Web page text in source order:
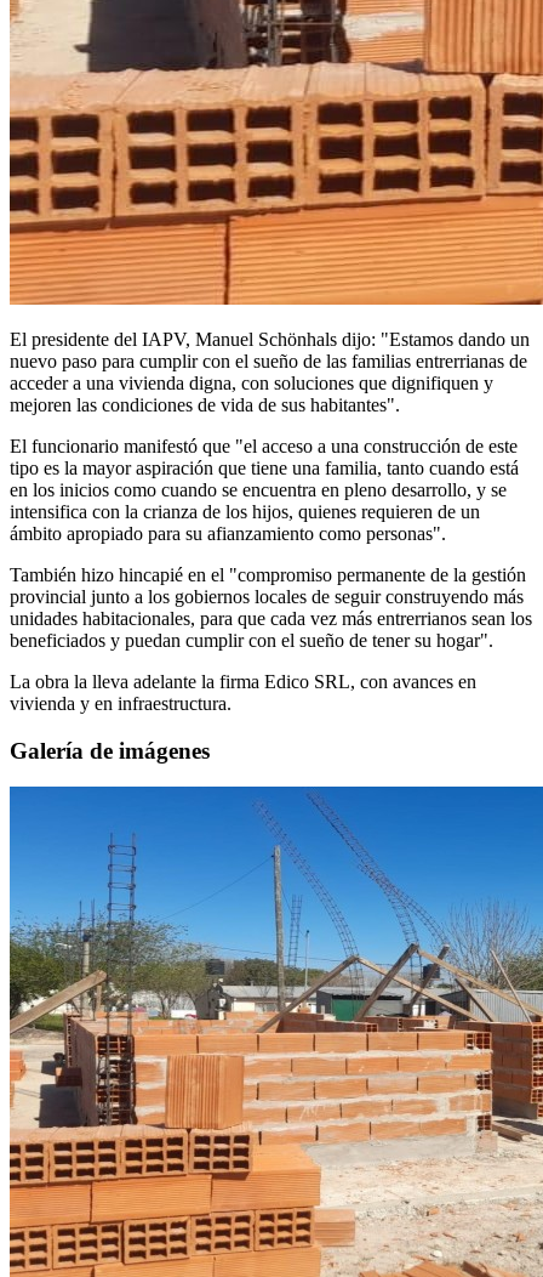
El presidente del IAPV, Manuel Schönhals dijo: "Estamos dando un
nuevo paso para cumplir con el sueño de las familias entrerrianas de
acceder a una vivienda digna, con soluciones que dignifiquen y
mejoren las condiciones de vida de sus habitantes".
El funcionario manifestó que "el acceso a una construcción de este
tipo es la mayor aspiración que tiene una familia, tanto cuando está
en los inicios como cuando se encuentra en pleno desarrollo, y se
intensifica con la crianza de los hijos, quienes requieren de un
ámbito apropiado para su afianzamiento como personas".
También hizo hincapié en el "compromiso permanente de la gestión
provincial junto a los gobiernos locales de seguir construyendo más
unidades habitacionales, para que cada vez más entrerrianos sean los
beneficiados y puedan cumplir con el sueño de tener su hogar".
La obra la lleva adelante la firma Edico SRL, con avances en
vivienda y en infraestructura.
Galería de imágenes